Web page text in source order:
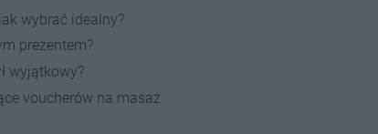
wybrać idealny?
prezentem?
wyjątkowy?
voucherów na masaż